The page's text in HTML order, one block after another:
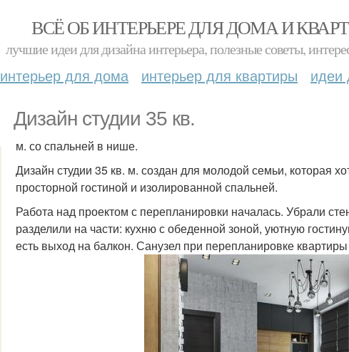
ВСЁ ОБ ИНТЕРЬЕРЕ ДЛЯ ДОМА И
лучшие идеи для дизайна интерьера, полезные советы,
интерьер для дома интерьер для квартиры идеи
Дизайн студии 35 кв.
м. со спальней в нише.
Дизайн студии 35 кв. м. создан для молодой семьи, которая
просторной гостиной и изолированной спальней.
Работа над проектом с перепланировки началась. Убрали
разделили на части: кухню с обеденной зоной, уютную
есть выход на балкон. Санузел при перепланировке